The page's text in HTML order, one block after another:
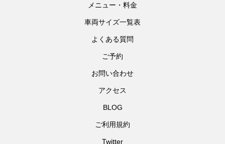
メニュー・料金
車両サイズ一覧表
よくある質問
ご予約
お問い合わせ
アクセス
BLOG
ご利用規約
Twitter